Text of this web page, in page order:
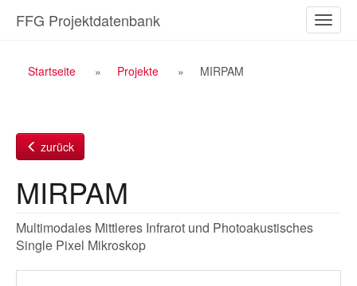
Inhalt
ein-/
FFG Projektdatenbank
Breadcrumb
Startseite Projekte MIRPAM
zurück
MIRPAM
Multimodales Mittleres Infrarot und Photoakustisches
Single Pixel Mikroskop